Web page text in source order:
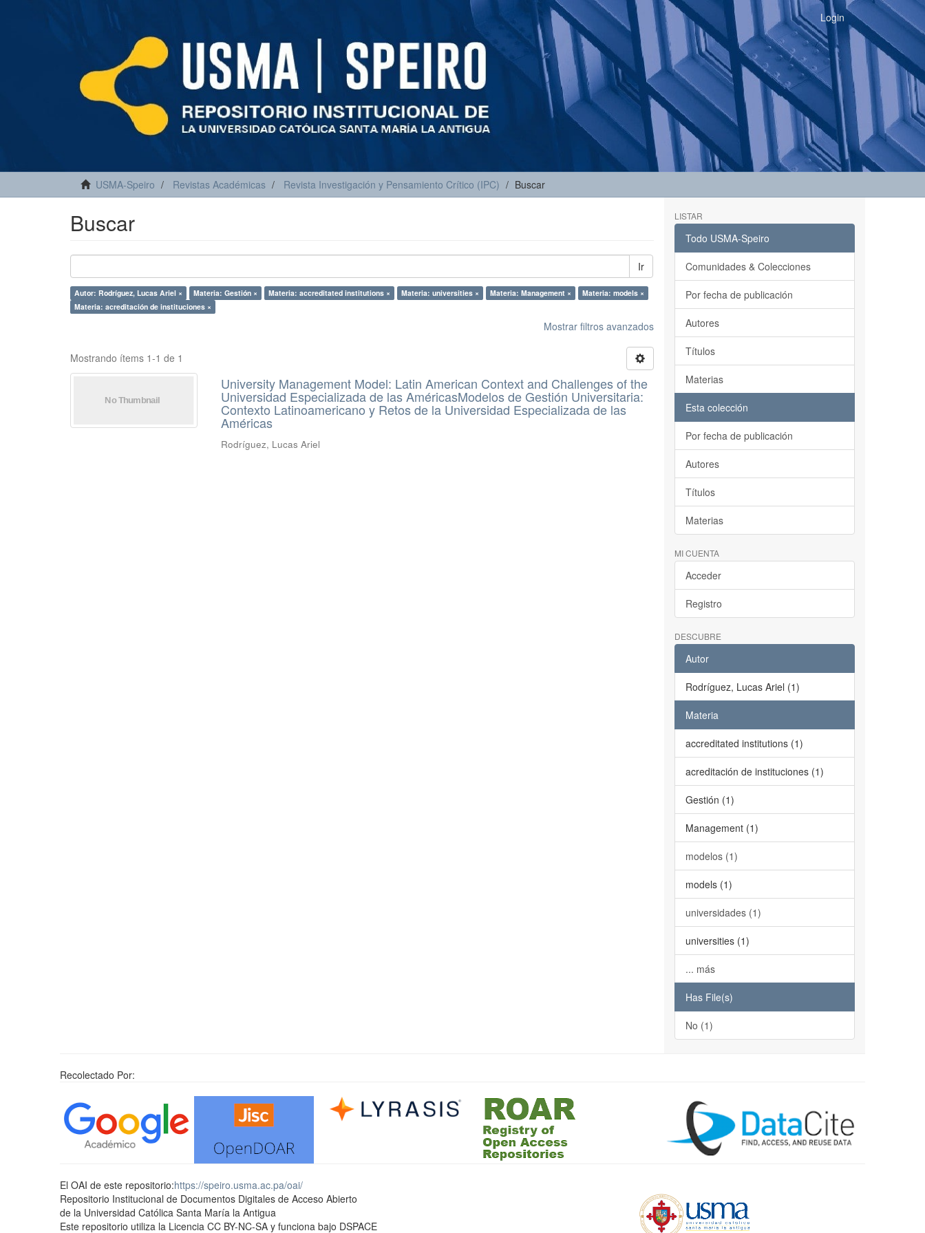
Login
USMA-Speiro Revistas Académicas Revista Investigación y Pensamiento Crítico (IPC) Buscar
Buscar
Ir
Autor: Rodríguez, Lucas Ariel × Materia: Gestión × Materia: accreditated institutions × Materia: universities × Materia: Management ×
Materia: models ×
Materia: acreditación de instituciones ×
Mostrar filtros avanzados
Mostrando ítems 1-1 de 1
University Management Model: Latin American Context and Challenges of the
Universidad Especializada de las AméricasModelos de Gestión Universitaria:
Contexto Latinoamericano y Retos de la Universidad Especializada de las
Américas
Rodríguez, Lucas Ariel
LISTAR
Todo USMA-Speiro
Comunidades & Colecciones
Por fecha de publicación
Autores
Títulos
Materias
Esta colección
Por fecha de publicación
Autores
Títulos
Materias
MI CUENTA
Acceder
Registro
DESCUBRE
Autor
Rodríguez, Lucas Ariel (1)
Materia
accreditated institutions (1)
acreditación de instituciones (1)
Gestión (1)
Management (1)
modelos (1)
models (1)
universidades (1)
universities (1)
... más
Has File(s)
No (1)
Recolectado Por:
El OAI de este repositorio:https://speiro.usma.ac.pa/oai/
Repositorio Institucional de Documentos Digitales de Acceso Abierto
de la Universidad Católica Santa María la Antigua
Este repositorio utiliza la Licencia CC BY-NC-SA y funciona bajo DSPACE